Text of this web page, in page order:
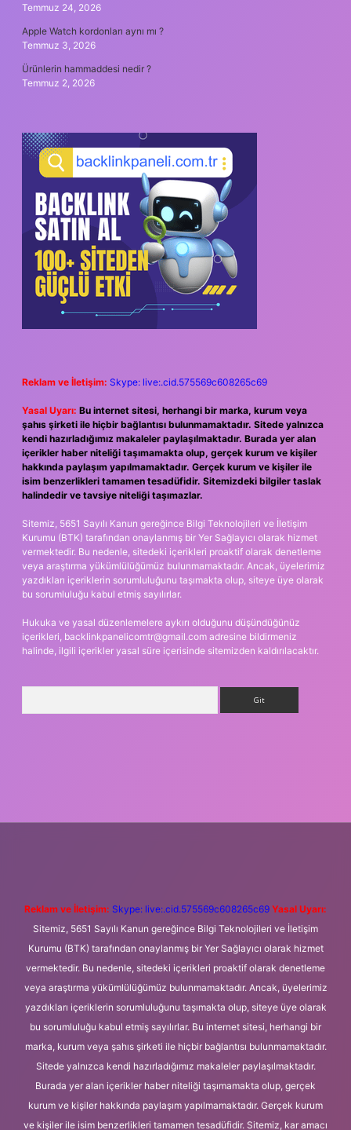
Temmuz 24, 2026
Apple Watch kordonları aynı mı ?
Temmuz 3, 2026
Ürünlerin hammaddesi nedir ?
Temmuz 2, 2026
Reklam ve İletişim: Skype: live:.cid.575569c608265c69
Yasal Uyarı: Bu internet sitesi, herhangi bir marka, kurum veya
şahıs şirketi ile hiçbir bağlantısı bulunmamaktadır. Sitede yalnızca
kendi hazırladığımız makaleler paylaşılmaktadır. Burada yer alan
içerikler haber niteliği taşımamakta olup, gerçek kurum ve kişiler
hakkında paylaşım yapılmamaktadır. Gerçek kurum ve kişiler ile
isim benzerlikleri tamamen tesadüfidir. Sitemizdeki bilgiler taslak
halindedir ve tavsiye niteliği taşımazlar.
Sitemiz, 5651 Sayılı Kanun gereğince Bilgi Teknolojileri ve İletişim
Kurumu (BTK) tarafından onaylanmış bir Yer Sağlayıcı olarak hizmet
vermektedir. Bu nedenle, sitedeki içerikleri proaktif olarak denetleme
veya araştırma yükümlülüğümüz bulunmamaktadır. Ancak, üyelerimiz
yazdıkları içeriklerin sorumluluğunu taşımakta olup, siteye üye olarak
bu sorumluluğu kabul etmiş sayılırlar.
Hukuka ve yasal düzenlemelere aykırı olduğunu düşündüğünüz
içerikleri, backlinkpanelicomtr@gmail.com adresine bildirmeniz
halinde, ilgili içerikler yasal süre içerisinde sitemizden kaldırılacaktır.
Reklam ve İletişim: Skype: live:.cid.575569c608265c69 Yasal Uyarı:
Sitemiz, 5651 Sayılı Kanun gereğince Bilgi Teknolojileri ve İletişim
Kurumu (BTK) tarafından onaylanmış bir Yer Sağlayıcı olarak hizmet
vermektedir. Bu nedenle, sitedeki içerikleri proaktif olarak denetleme
veya araştırma yükümlülüğümüz bulunmamaktadır. Ancak, üyelerimiz
yazdıkları içeriklerin sorumluluğunu taşımakta olup, siteye üye olarak
bu sorumluluğu kabul etmiş sayılırlar. Bu internet sitesi, herhangi bir
marka, kurum veya şahıs şirketi ile hiçbir bağlantısı bulunmamaktadır.
Sitede yalnızca kendi hazırladığımız makaleler paylaşılmaktadır.
Burada yer alan içerikler haber niteliği taşımamakta olup, gerçek
kurum ve kişiler hakkında paylaşım yapılmamaktadır. Gerçek kurum
ve kişiler ile isim benzerlikleri tamamen tesadüfidir. Sitemiz, kar amacı